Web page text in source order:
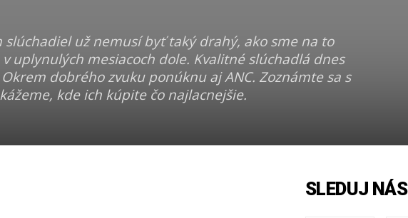
už nemusí byť taký drahý, ako sme na to
uplynulých mesiacoch dole. Kvalitné slúchadlá dnes
dobrého zvuku ponúknu aj ANC. Zoznámte sa s
kde ich kúpite čo najlacnejšie.
SLEDUJ NÁS